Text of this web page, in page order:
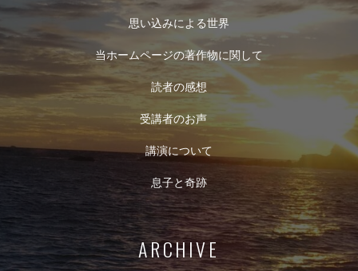
思い込みによる世界
当ホームページの著作物に関して
読者の感想
受講者のお声
講演について
息子と奇跡
ARCHIVE